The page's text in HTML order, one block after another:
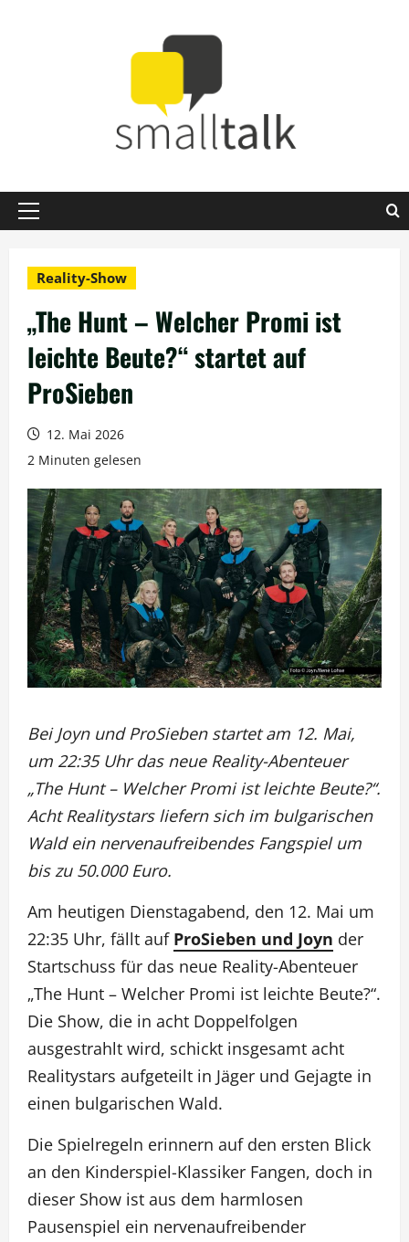
Primäres
Reality-Show
„The Hunt – Welcher Promi ist
leichte Beute?“ startet auf
ProSieben
12. Mai 2026
2 Minuten gelesen
Bei Joyn und ProSieben startet am 12. Mai,
um 22:35 Uhr das neue Reality-Abenteuer
„The Hunt – Welcher Promi ist leichte Beute?“.
Acht Realitystars liefern sich im bulgarischen
Wald ein nervenaufreibendes Fangspiel um
bis zu 50.000 Euro.
Am heutigen Dienstagabend, den 12. Mai um
22:35 Uhr, fällt auf ProSieben und Joyn der
Startschuss für das neue Reality-Abenteuer
„The Hunt – Welcher Promi ist leichte Beute?“.
Die Show, die in acht Doppelfolgen
ausgestrahlt wird, schickt insgesamt acht
Realitystars aufgeteilt in Jäger und Gejagte in
einen bulgarischen Wald.
Die Spielregeln erinnern auf den ersten Blick
an den Kinderspiel-Klassiker Fangen, doch in
dieser Show ist aus dem harmlosen
Pausenspiel ein nervenaufreibender